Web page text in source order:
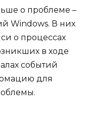
о проблеме –
Windows. В них
о процессах
в ходе
событий
для